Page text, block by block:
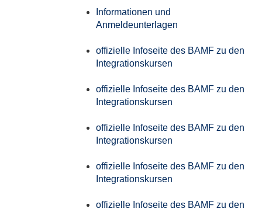
Informationen und
Anmeldeunterlagen
offizielle Infoseite des BAMF zu den
Integrationskursen
offizielle Infoseite des BAMF zu den
Integrationskursen
offizielle Infoseite des BAMF zu den
Integrationskursen
offizielle Infoseite des BAMF zu den
Integrationskursen
offizielle Infoseite des BAMF zu den